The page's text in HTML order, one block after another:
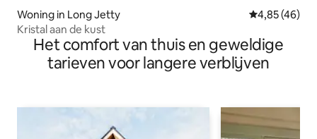
Woning in Long Jetty Gemiddelde
4,85 (46)
Kristal aan de kust
Het comfort van thuis en geweldige
tarieven voor langere verblijven